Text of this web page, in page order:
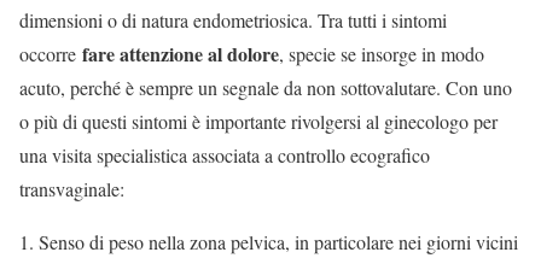
dimensioni o di natura endometriosica. Tra tutti i sintomi
occorre fare attenzione al dolore, specie se insorge in modo
acuto, perché è sempre un segnale da non sottovalutare. Con uno
o più di questi sintomi è importante rivolgersi al ginecologo per
una visita specialistica associata a controllo ecografico
transvaginale:
Senso di peso nella zona pelvica, in particolare nei giorni vicini